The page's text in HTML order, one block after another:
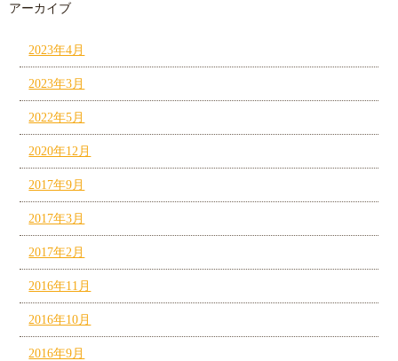
アーカイブ
2023年4月
2023年3月
2022年5月
2020年12月
2017年9月
2017年3月
2017年2月
2016年11月
2016年10月
2016年9月